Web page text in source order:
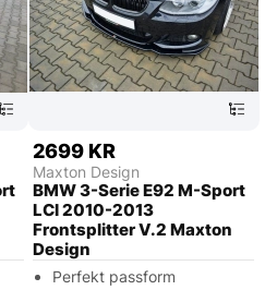
2699 KR
Maxton Design
BMW 3-Serie E92 M-Sport
LCI 2010-2013
Frontsplitter V.2 Maxton
Design
Perfekt passform